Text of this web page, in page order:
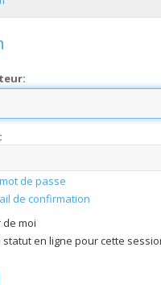
de passe
de confirmation
de moi
statut en ligne pour cette